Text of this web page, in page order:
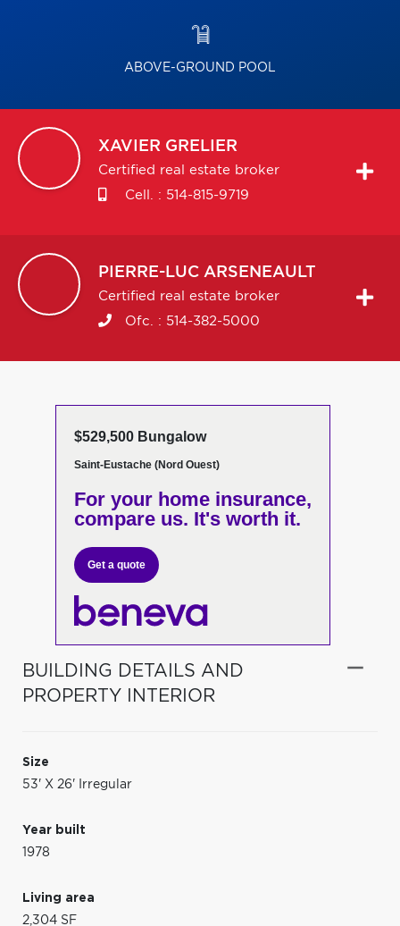
ABOVE-GROUND POOL
XAVIER GRELIER
Certified real estate broker
Cell. : 514-815-9719
PIERRE-LUC ARSENEAULT
Certified real estate broker
Ofc. : 514-382-5000
$529,500 Bungalow
Saint-Eustache (Nord Ouest)
For your home insurance,
compare us. It's worth it.
Get a quote
BUILDING DETAILS AND
PROPERTY INTERIOR
Size
53' X 26' Irregular
Year built
1978
Living area
2,304 SF